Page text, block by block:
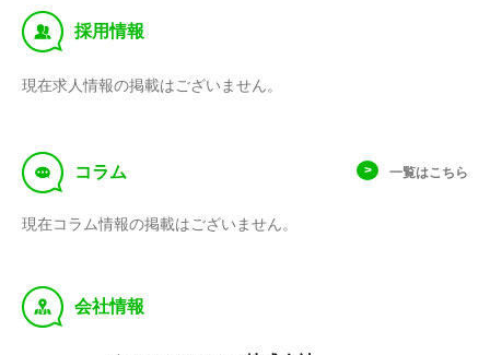
‰ 採用情報
現在求人情報の掲載はございません。
f コラム 一覧はこちら
現在コラム情報の掲載はございません。
y 会社情報